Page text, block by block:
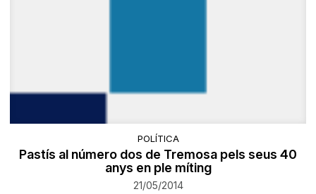
POLÍTICA
Pastís al número dos de Tremosa pels seus 40
anys en ple míting
21/05/2014